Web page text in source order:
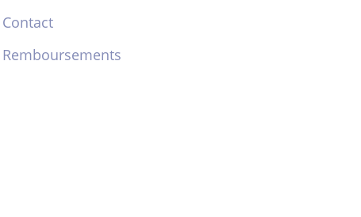
Contact
Remboursements